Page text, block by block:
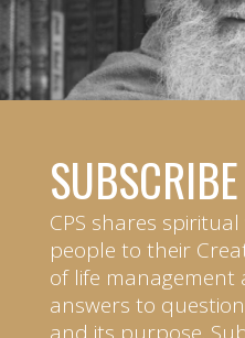
SUBSCRIBE
CPS shares
people to their
of life
answers to